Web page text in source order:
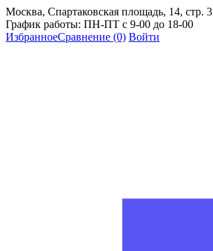
Москва, Спартаковская площадь, 14, стр. 3
График работы: ПН-ПТ с 9-00 до 18-00
ИзбранноеСравнение (0) Войти